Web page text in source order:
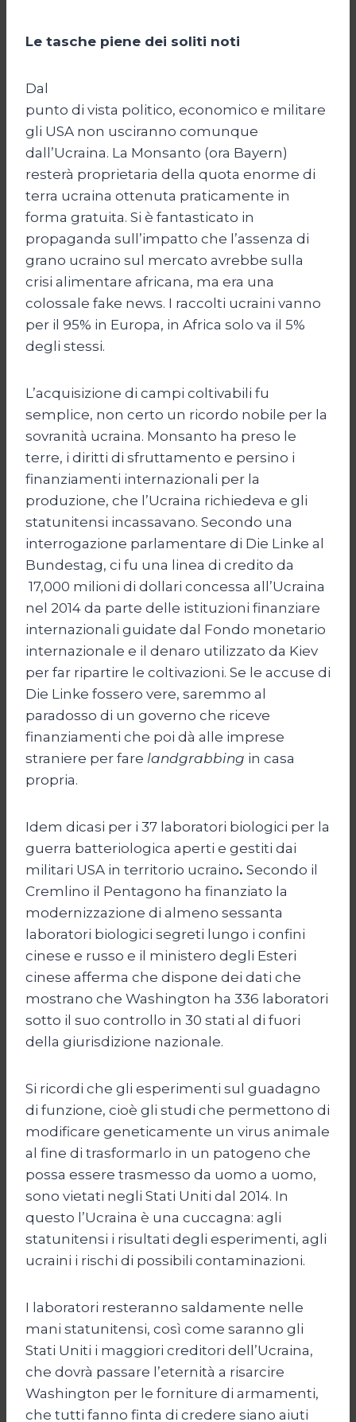
Le tasche piene dei soliti noti
Dal
punto di vista politico, economico e militare
gli USA non usciranno comunque
dall’Ucraina. La Monsanto (ora Bayern)
resterà proprietaria della quota enorme di
terra ucraina ottenuta praticamente in
forma gratuita. Si è fantasticato in
propaganda sull’impatto che l’assenza di
grano ucraino sul mercato avrebbe sulla
crisi alimentare africana, ma era una
colossale fake news. I raccolti ucraini vanno
per il 95% in Europa, in Africa solo va il 5%
degli stessi.
L’acquisizione di campi coltivabili fu
semplice, non certo un ricordo nobile per la
sovranità ucraina. Monsanto ha preso le
terre, i diritti di sfruttamento e persino i
finanziamenti internazionali per la
produzione, che l’Ucraina richiedeva e gli
statunitensi incassavano. Secondo una
interrogazione parlamentare di Die Linke al
Bundestag, ci fu una linea di credito da
17,000 milioni di dollari concessa all’Ucraina
nel 2014 da parte delle istituzioni finanziare
internazionali guidate dal Fondo monetario
internazionale e il denaro utilizzato da Kiev
per far ripartire le coltivazioni. Se le accuse di
Die Linke fossero vere, saremmo al
paradosso di un governo che riceve
finanziamenti che poi dà alle imprese
straniere per fare landgrabbing in casa
propria.
Idem dicasi per i 37 laboratori biologici per la
guerra batteriologica aperti e gestiti dai
militari USA in territorio ucraino. Secondo il
Cremlino il Pentagono ha finanziato la
modernizzazione di almeno sessanta
laboratori biologici segreti lungo i confini
cinese e russo e il ministero degli Esteri
cinese afferma che dispone dei dati che
mostrano che Washington ha 336 laboratori
sotto il suo controllo in 30 stati al di fuori
della giurisdizione nazionale.
Si ricordi che gli esperimenti sul guadagno
di funzione, cioè gli studi che permettono di
modificare geneticamente un virus animale
al fine di trasformarlo in un patogeno che
possa essere trasmesso da uomo a uomo,
sono vietati negli Stati Uniti dal 2014. In
questo l’Ucraina è una cuccagna: agli
statunitensi i risultati degli esperimenti, agli
ucraini i rischi di possibili contaminazioni.
I laboratori resteranno saldamente nelle
mani statunitensi, così come saranno gli
Stati Uniti i maggiori creditori dell’Ucraina,
che dovrà passare l’eternità a risarcire
Washington per le forniture di armamenti,
che tutti fanno finta di credere siano aiuti